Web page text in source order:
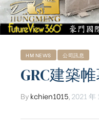
HM NEWS 公司訊息
GRC建築
Bykchien1015 2021 年